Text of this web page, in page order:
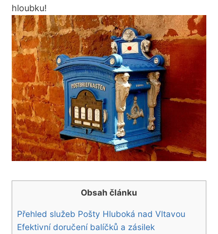
hloubku!
Obsah článku
Přehled služeb Pošty Hluboká nad Vltavou
Efektivní doručení balíčků a zásilek